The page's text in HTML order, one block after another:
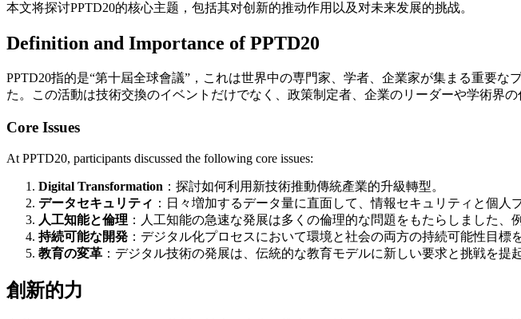
本文将探讨PPTD20的核心主题，包括其对创新的推动作用以及对未来发展的挑战。
Definition and Importance of PPTD20
PPTD20指的是“第十屆全球會議”，これは世界中の専門家、学者、企業家が集まる重要
た。この活動は技術交換のイベントだけでなく、政策制定者、企業のリーダーや学術界
Core Issues
At PPTD20, participants discussed the following core issues:
Digital Transformation ：探討如何利用新技術推動傳統產業的升級轉型。
データセキュリティ ：日々増加するデータ量に直面して、情報セキュリティと個人
人工知能と倫理 ：人工知能の急速な発展は多くの倫理的な問題をもたらしました、
持続可能な開発 ：デジタル化プロセスにおいて環境と社会の両方の持続可能性目標
教育の変革 ：デジタル技術の発展は、伝統的な教育モデルに新しい要求と挑戦を提
創新的力